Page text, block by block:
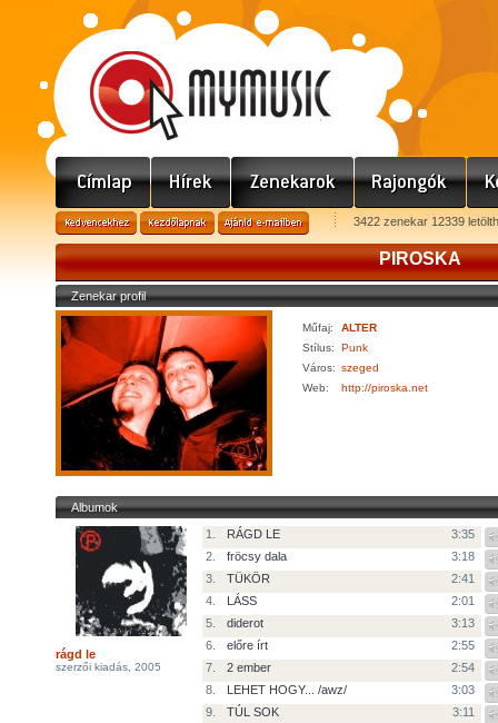
3422 zenekar 12339
PIROSKA
Zenekar profil
Műfaj:
ALTER
Stílus:
Punk
Város: szeged
Web:
http://piroska.net
Albumok
rágd le
szerzői kiadás, 2005
1. RÁGD LE
3:35
2.
fröcsy dala
3:18
3.
TÜKÖR
2:41
4.
LÁSS
2:01
5.
diderot
3:13
6.
előre írt
2:55
7.
2 ember
2:54
8.
LEHET HOGY... /awz/
3:03
9.
TÚL SOK 3:11